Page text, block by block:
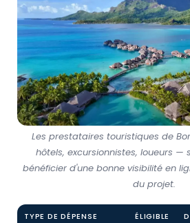
Les prestataires touristiques de
hôtels, excursionnistes, loueurs —
bénéficier d'une bonne visibilité en
du projet.
TYPE DE DÉPENSE
ÉLIGIBLE